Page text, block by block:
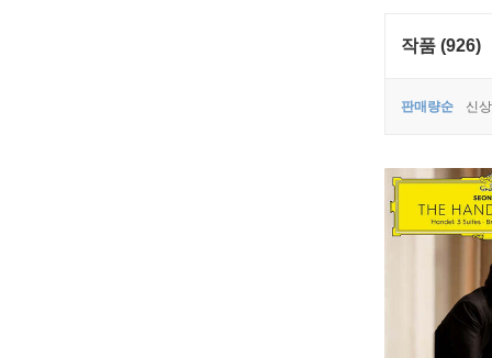
작품 (926)
판매량순 신